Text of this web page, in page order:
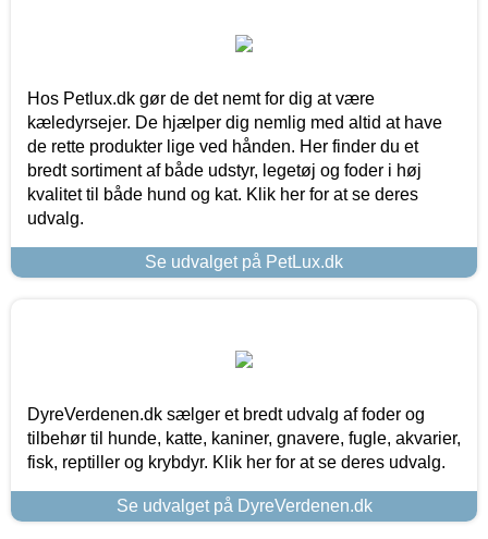
Hos Petlux.dk gør de det nemt for dig at være
kæledyrsejer. De hjælper dig nemlig med altid at have
de rette produkter lige ved hånden. Her finder du et
bredt sortiment af både udstyr, legetøj og foder i høj
kvalitet til både hund og kat. Klik her for at se deres
udvalg.
Se udvalget på PetLux.dk
DyreVerdenen.dk sælger et bredt udvalg af foder og
tilbehør til hunde, katte, kaniner, gnavere, fugle, akvarier,
fisk, reptiller og krybdyr. Klik her for at se deres udvalg.
Se udvalget på DyreVerdenen.dk